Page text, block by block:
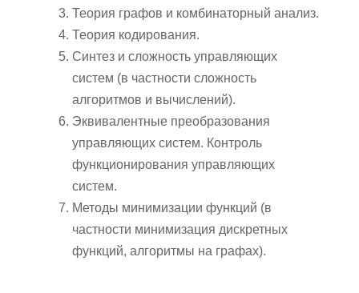
Теория графов и комбинаторный анализ.
Теория кодирования.
Синтез и сложность управляющих
систем (в частности сложность
алгоритмов и вычислений).
Эквивалентные преобразования
управляющих систем. Контроль
функционирования управляющих
систем.
Методы минимизации функций (в
частности минимизация дискретных
функций, алгоритмы на графах).